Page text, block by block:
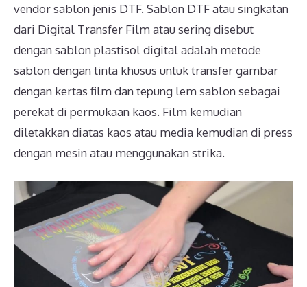
vendor sablon jenis DTF. Sablon DTF atau singkatan
dari Digital Transfer Film atau sering disebut
dengan sablon plastisol digital adalah metode
sablon dengan tinta khusus untuk transfer gambar
dengan kertas film dan tepung lem sablon sebagai
perekat di permukaan kaos. Film kemudian
diletakkan diatas kaos atau media kemudian di press
dengan mesin atau menggunakan strika.